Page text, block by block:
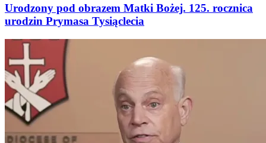
Urodzony pod obrazem Matki Bożej. 125. rocznica
urodzin Prymasa Tysiąclecia